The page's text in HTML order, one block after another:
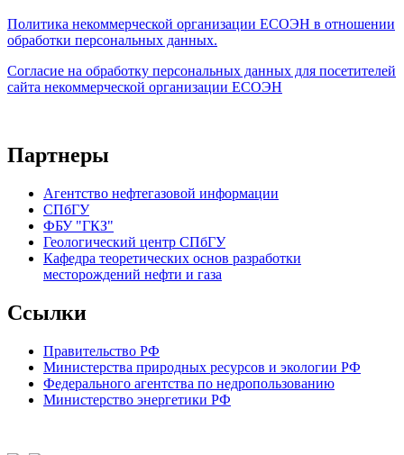
Политика некоммерческой организации ЕСОЭН в отношении
обработки персональных данных.
Согласие на обработку персональных данных для посетителей
сайта некоммерческой организации ЕСОЭН
Партнеры
Агентство нефтегазовой информации
СПбГУ
ФБУ "ГКЗ"
Геологический центр СПбГУ
Кафедра теоретических основ разработки
месторождений нефти и газа
Ссылки
Правительство РФ
Министерства природных ресурсов и экологии РФ
Федерального агентства по недропользованию
Министерство энергетики РФ